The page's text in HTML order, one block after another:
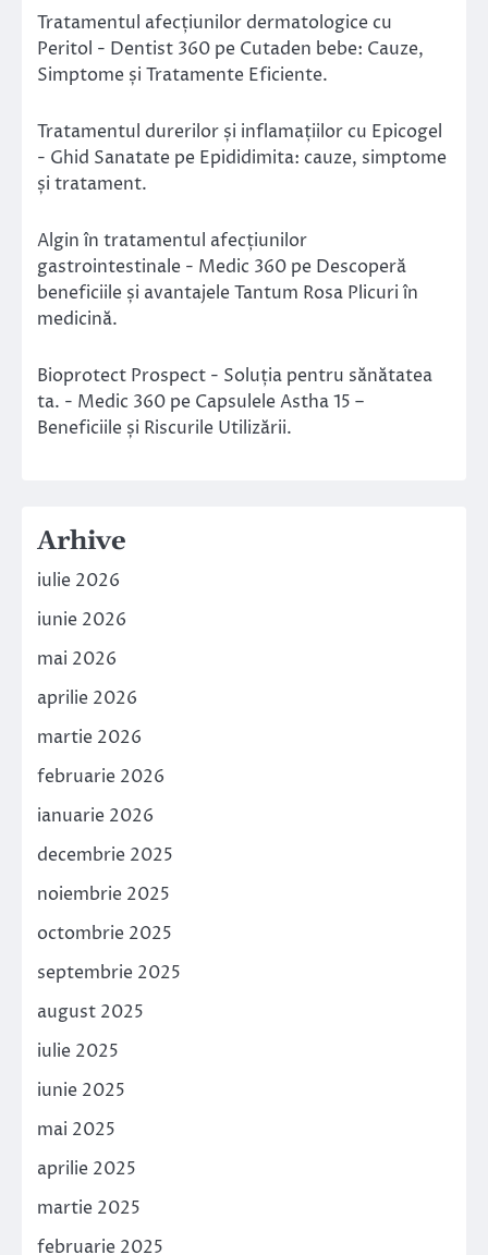
Tratamentul afecțiunilor dermatologice cu
Peritol - Dentist 360 pe Cutaden bebe: Cauze,
Simptome și Tratamente Eficiente.
Tratamentul durerilor și inflamațiilor cu Epicogel
- Ghid Sanatate pe Epididimita: cauze, simptome
și tratament.
Algin în tratamentul afecțiunilor
gastrointestinale - Medic 360 pe Descoperă
beneficiile și avantajele Tantum Rosa Plicuri în
medicină.
Bioprotect Prospect - Soluția pentru sănătatea
ta. - Medic 360 pe Capsulele Astha 15 –
Beneficiile și Riscurile Utilizării.
Arhive
iulie 2026
iunie 2026
mai 2026
aprilie 2026
martie 2026
februarie 2026
ianuarie 2026
decembrie 2025
noiembrie 2025
octombrie 2025
septembrie 2025
august 2025
iulie 2025
iunie 2025
mai 2025
aprilie 2025
martie 2025
februarie 2025